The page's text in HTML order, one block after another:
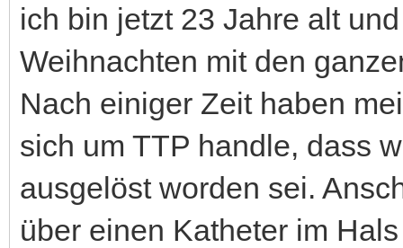
ich bin jetzt 23 Jahre alt
Weihnachten mit den
Nach einiger Zeit haben
sich um TTP handle, dass
ausgelöst worden sei.
über einen Katheter im